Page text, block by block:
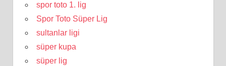
spor toto 1. lig
Spor Toto Süper Lig
sultanlar ligi
süper kupa
süper lig